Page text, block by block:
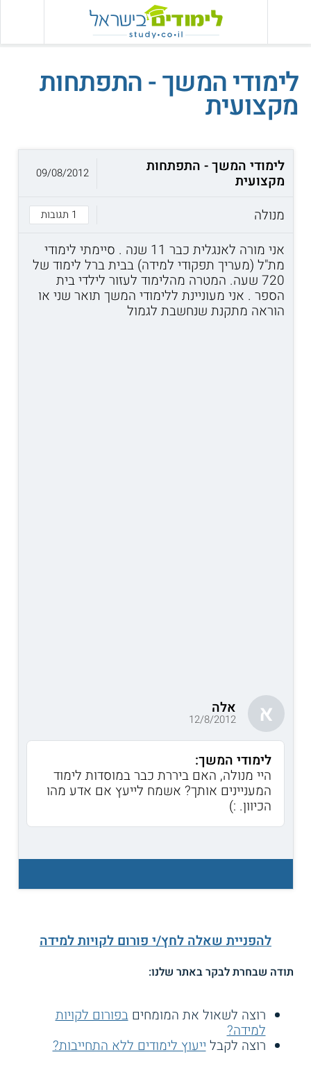
לימודי המשך - התפתחות
מקצועית
לימודי המשך - התפתחות
מקצועית
מנולה
1 תגובות
09/08/2012
אני מורה לאנגלית כבר 11 שנה . סיימתי לימודי
מת"ל (מעריך תפקודי למידה) בבית ברל לימוד של
720 שעה. המטרה מהלימוד לעזור לילדי בית
הספר . אני מעוניינת ללימודי המשך תואר שני או
הוראה מתקנת שנחשבת לגמול
א אלה
12/8/2012
לימודי המשך:
היי מנולה, האם ביררת כבר במוסדות לימוד
המעניינים אותך? אשמח לייעץ אם אדע מהו
הכיוון. :)
להפניית שאלה לחץ/י פורום לקויות למידה
תודה שבחרת לבקר באתר שלנו:
רוצה לשאול את המומחיםבפורום לקויות
למידה?
רוצה לקבלייעוץ לימודים ללא התחייבות?